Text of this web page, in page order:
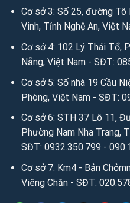
Cơ sở 3: Số 25, đường Tô
Vinh, Tỉnh Nghệ An, Việt
Cơ sở 4: 102 Lý Thái Tổ,
Nẵng, Việt Nam - SĐT:
Cơ sở 5: Số nhà 19 Cầu
Phòng, Việt Nam - SĐT:
Cơ sở 6: STH 37 Lô 11,
Phường Nam Nha Trang,
SĐT: 0932.350.799 -
Cơ sở 7: Km4 - Bản
Viêng Chăn - SĐT: